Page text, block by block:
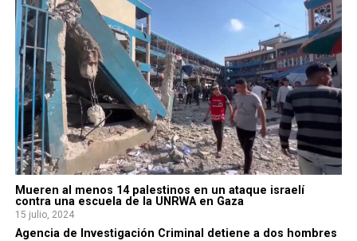
Mueren al menos 14 palestinos en un ataque israelí
contra una escuela de la UNRWA en Gaza
15 julio, 2024
Agencia de Investigación Criminal detiene a dos hombres